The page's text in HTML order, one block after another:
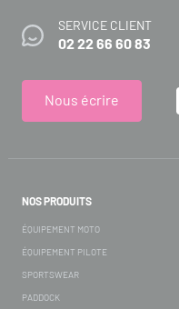
SERVICE CLIENT
02 22 66 60 83
Nous écrire
NOS PRODUITS
ÉQUIPEMENT MOTO
ÉQUIPEMENT PILOTE
SPORTSWEAR
PADDOCK